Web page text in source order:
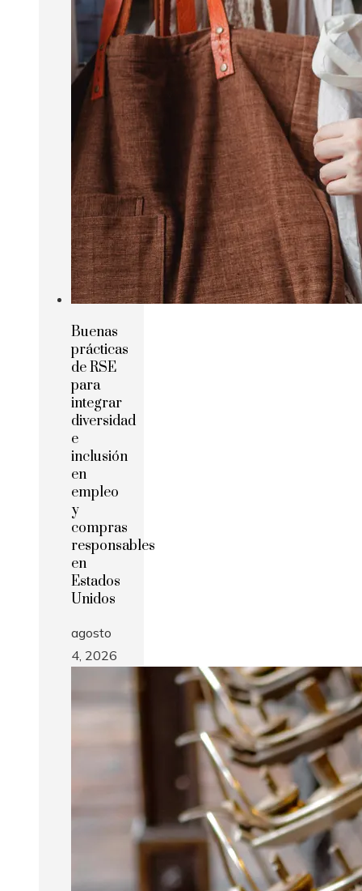
Buenas
prácticas
de RSE
para
integrar
diversidad
e
inclusión
en
empleo
y
compras
responsables
en
Estados
Unidos
agosto
4, 2026